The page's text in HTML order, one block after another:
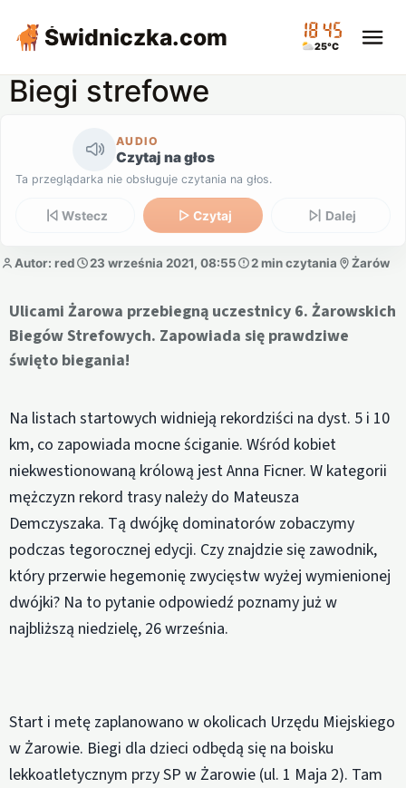
Świdniczka.com 18:45
25°C
Biegi strefowe
AUDIO
Czytaj na głos
Ta przeglądarka nie obsługuje czytania na głos.
Wstecz Czytaj Dalej
Autor: red 23 września 2021, 08:55 2 min czytania Żarów
Ulicami Żarowa przebiegną uczestnicy 6. Żarowskich
Biegów Strefowych. Zapowiada się prawdziwe
święto biegania!
Na listach startowych widnieją rekordziści na dyst. 5 i 10
km, co zapowiada mocne ściganie. Wśród kobiet
niekwestionowaną królową jest Anna Ficner. W kategorii
mężczyzn rekord trasy należy do Mateusza
Demczyszaka. Tą dwójkę dominatorów zobaczymy
podczas tegorocznej edycji. Czy znajdzie się zawodnik,
który przerwie hegemonię zwycięstw wyżej wymienionej
dwójki? Na to pytanie odpowiedź poznamy już w
najbliższą niedzielę, 26 września.
Start i metę zaplanowano w okolicach Urzędu Miejskiego
w Żarowie. Biegi dla dzieci odbędą się na boisku
lekkoatletycznym przy SP w Żarowie (ul. 1 Maja 2). Tam